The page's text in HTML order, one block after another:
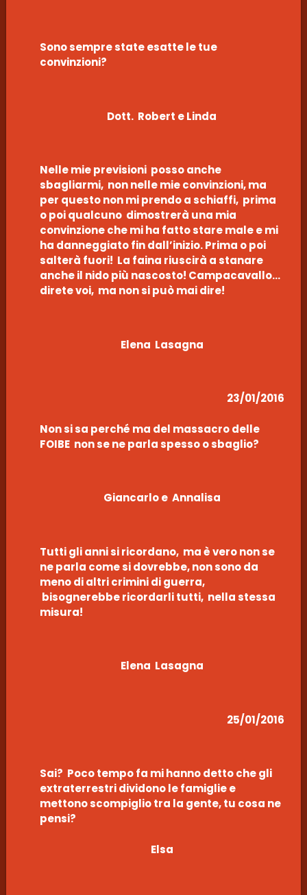
Sono sempre state esatte le tue
convinzioni?
Dott. Robert e Linda
Nelle mie previsioni posso anche
sbagliarmi, non nelle mie convinzioni, ma
per questo non mi prendo a schiaffi, prima
o poi qualcuno dimostrerà una mia
convinzione che mi ha fatto stare male e mi
ha danneggiato fin dall’inizio. Prima o poi
salterà fuori! La faina riuscirà a stanare
anche il nido più nascosto! Campacavallo…
direte voi, ma non si può mai dire!
Elena Lasagna
23/01/2016
Non si sa perché ma del massacro delle
FOIBE non se ne parla spesso o sbaglio?
Giancarlo e Annalisa
Tutti gli anni si ricordano, ma è vero non se
ne parla come si dovrebbe, non sono da
meno di altri crimini di guerra,
bisognerebbe ricordarli tutti, nella stessa
misura!
Elena Lasagna
25/01/2016
Sai? Poco tempo fa mi hanno detto che gli
extraterrestri dividono le famiglie e
mettono scompiglio tra la gente, tu cosa ne
pensi?
Elsa